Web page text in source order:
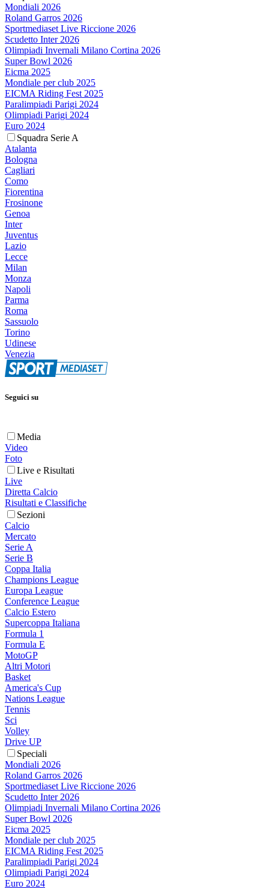
Mondiali 2026
Roland Garros 2026
Sportmediaset Live Riccione 2026
Scudetto Inter 2026
Olimpiadi Invernali Milano Cortina 2026
Super Bowl 2026
Eicma 2025
Mondiale per club 2025
EICMA Riding Fest 2025
Paralimpiadi Parigi 2024
Olimpiadi Parigi 2024
Euro 2024
Squadra Serie A
Atalanta
Bologna
Cagliari
Como
Fiorentina
Frosinone
Genoa
Inter
Juventus
Lazio
Lecce
Milan
Monza
Napoli
Parma
Roma
Sassuolo
Torino
Udinese
Venezia
Seguici su
Media
Video
Foto
Live e Risultati
Live
Diretta Calcio
Risultati e Classifiche
Sezioni
Calcio
Mercato
Serie A
Serie B
Coppa Italia
Champions League
Europa League
Conference League
Calcio Estero
Supercoppa Italiana
Formula 1
Formula E
MotoGP
Altri Motori
Basket
America's Cup
Nations League
Tennis
Sci
Volley
Drive UP
Speciali
Mondiali 2026
Roland Garros 2026
Sportmediaset Live Riccione 2026
Scudetto Inter 2026
Olimpiadi Invernali Milano Cortina 2026
Super Bowl 2026
Eicma 2025
Mondiale per club 2025
EICMA Riding Fest 2025
Paralimpiadi Parigi 2024
Olimpiadi Parigi 2024
Euro 2024